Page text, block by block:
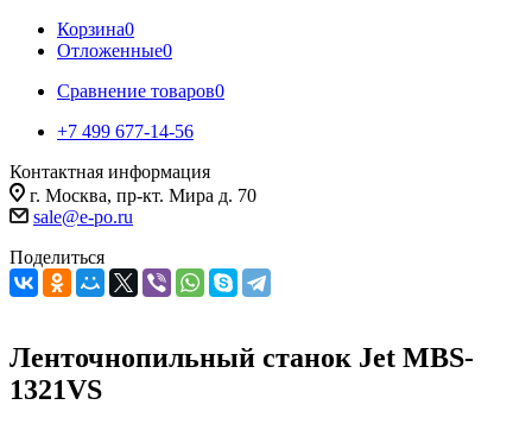
Корзина0
Отложенные0
Сравнение товаров0
+7 499 677-14-56
Контактная информация
г. Москва, пр-кт. Мира д. 70
sale@e-po.ru
Поделиться
Ленточнопильный станок Jet MBS-
1321VS